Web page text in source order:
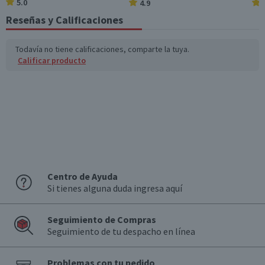
*Ingesta de referencia de un adulto promedio (8400 kj / 2000 kcal)
5.0 4.9
Reseñas y Calificaciones
Todavía no tiene calificaciones, comparte la tuya.
Calificar producto
Centro de Ayuda
Si tienes alguna duda ingresa aquí
Seguimiento de Compras
Seguimiento de tu despacho en línea
Problemas con tu pedido